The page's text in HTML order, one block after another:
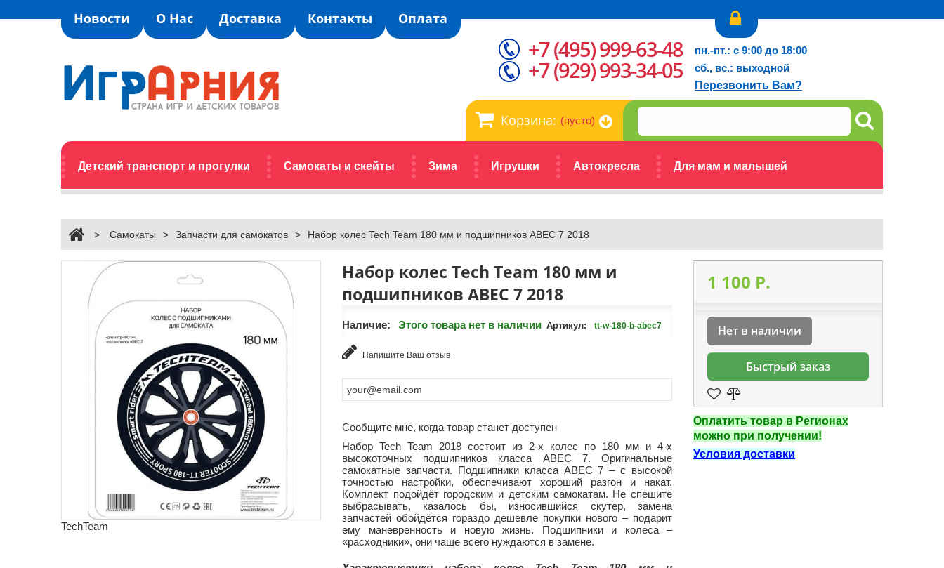
Новости О Нас Доставка Контакты Оплата
Корзина: (пусто)
Детский транспорт и прогулки Самокаты и скейты Зима Игрушки Автокресла Для мам и малышей
+7 (495) 999-63-48
+7 (929) 993-34-05
пн.-пт.: с 9:00 до 18:00
сб., вс.: выходной
Перезвонить Вам?
> Самокаты > Запчасти для самокатов > Набор колес Tech Team 180 мм и подшипников ABEC 7 2018
TechTeam
Набор колес Tech Team 180 мм и
подшипников ABEC 7 2018
Наличие: Этого товара нет в наличии Артикул: tt-w-180-b-abec7
Напишите Ваш отзыв
Сообщите мне, когда товар станет доступен
Набор Tech Team 2018 состоит из 2-х колес по 180 мм и 4-х
высокоточных подшипников класса ABEC 7. Оригинальные
самокатные запчасти. Подшипники класса ABEC 7 – с высокой
точностью настройки, обеспечивают хороший разгон и накат.
Комплект подойдёт городским и детским самокатам. Не спешите
выбрасывать, казалось бы, износившийся скутер, замена
запчастей обойдётся гораздо дешевле покупки нового – подарит
ему маневренность и новую жизнь. Подшипники и колеса –
«расходники», они чаще всего нуждаются в замене.
1 100 P.
Нет в наличии
Быстрый заказ
Оплатить товар в Регионах
можно при получении!
Условия доставки